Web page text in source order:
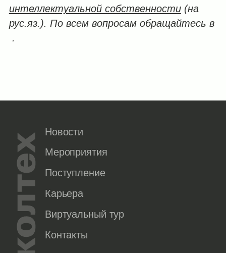
интеллектуальной собственности(на
рус.яз.). По всем вопросам обращайтесь в
.
Новости
Мероприятия
Поступление
Карьера
Виртуальный тур
Контакты